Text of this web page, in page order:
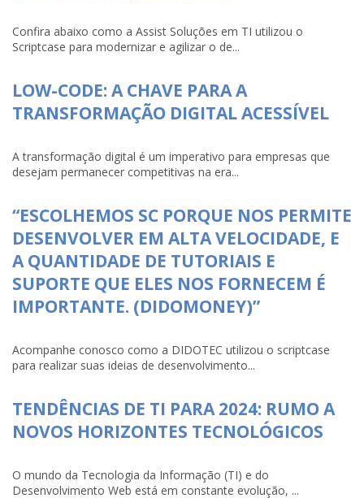
Confira abaixo como a Assist Soluções em TI utilizou o
Scriptcase para modernizar e agilizar o de...
LOW-CODE: A CHAVE PARA A
TRANSFORMAÇÃO DIGITAL ACESSÍVEL
A transformação digital é um imperativo para empresas que
desejam permanecer competitivas na era...
“ESCOLHEMOS SC PORQUE NOS PERMITE
DESENVOLVER EM ALTA VELOCIDADE, E
A QUANTIDADE DE TUTORIAIS E
SUPORTE QUE ELES NOS FORNECEM É
IMPORTANTE. (DIDOMONEY)”
Acompanhe conosco como a DIDOTEC utilizou o scriptcase
para realizar suas ideias de desenvolvimento...
TENDÊNCIAS DE TI PARA 2024: RUMO A
NOVOS HORIZONTES TECNOLÓGICOS
O mundo da Tecnologia da Informação (TI) e do
Desenvolvimento Web está em constante evolução, ...